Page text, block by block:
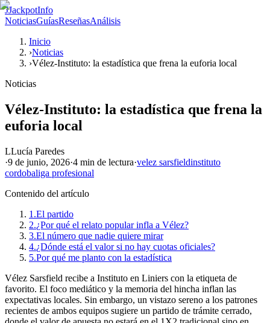
JJackpotInfo
NoticiasGuíasReseñasAnálisis
Inicio
›Noticias
›Vélez-Instituto: la estadística que frena la euforia local
Noticias
Vélez-Instituto: la estadística que frena la
euforia local
LLucía Paredes
·9 de junio, 2026·4 min de lectura·velez sarsfieldinstituto
cordobaliga profesional
Contenido del artículo
1.El partido
2.¿Por qué el relato popular infla a Vélez?
3.El número que nadie quiere mirar
4.¿Dónde está el valor si no hay cuotas oficiales?
5.Por qué me planto con la estadística
Vélez Sarsfield recibe a Instituto en Liniers con la etiqueta de
favorito. El foco mediático y la memoria del hincha inflan las
expectativas locales. Sin embargo, un vistazo sereno a los patrones
recientes de ambos equipos sugiere un partido de trámite cerrado,